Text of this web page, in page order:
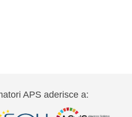
APS aderisce a: